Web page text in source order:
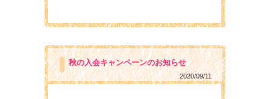
秋の入会キャンペーンのお知らせ
2020/09/11